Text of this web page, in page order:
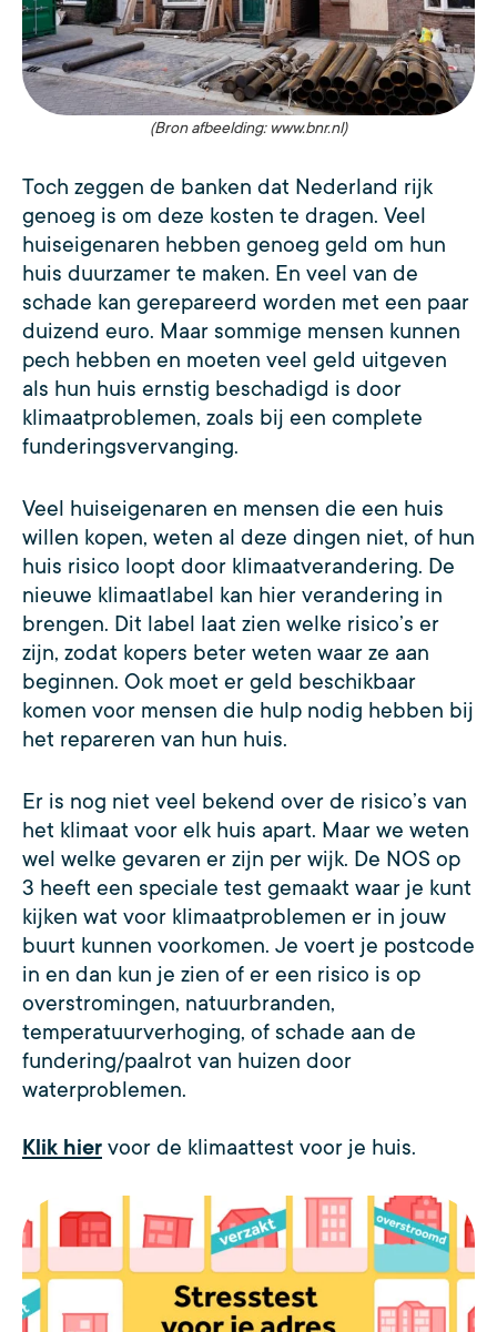
(Bron afbeelding: www.bnr.nl)
Toch zeggen de banken dat Nederland rijk
genoeg is om deze kosten te dragen. Veel
huiseigenaren hebben genoeg geld om hun
huis duurzamer te maken. En veel van de
schade kan gerepareerd worden met een paar
duizend euro. Maar sommige mensen kunnen
pech hebben en moeten veel geld uitgeven
als hun huis ernstig beschadigd is door
klimaatproblemen, zoals bij een complete
funderingsvervanging.
Veel huiseigenaren en mensen die een huis
willen kopen, weten al deze dingen niet, of hun
huis risico loopt door klimaatverandering. De
nieuwe klimaatlabel kan hier verandering in
brengen. Dit label laat zien welke risico’s er
zijn, zodat kopers beter weten waar ze aan
beginnen. Ook moet er geld beschikbaar
komen voor mensen die hulp nodig hebben bij
het repareren van hun huis.
Er is nog niet veel bekend over de risico’s van
het klimaat voor elk huis apart. Maar we weten
wel welke gevaren er zijn per wijk. De NOS op
3 heeft een speciale test gemaakt waar je kunt
kijken wat voor klimaatproblemen er in jouw
buurt kunnen voorkomen. Je voert je postcode
in en dan kun je zien of er een risico is op
overstromingen, natuurbranden,
temperatuurverhoging, of schade aan de
fundering/paalrot van huizen door
waterproblemen.
Klik hier voor de klimaattest voor je huis.